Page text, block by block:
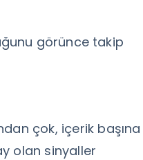
görünce takip
çok, içerik başına
olan sinyaller